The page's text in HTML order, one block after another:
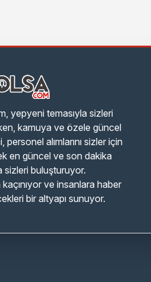
yepyeni temasıyla sizleri
kamuya ve özele güncel
personel alımlarını sizler için
en güncel ve son dakika
sizleri buluşturuyor.
ve insanlara haber
bir altyapı sunuyor.